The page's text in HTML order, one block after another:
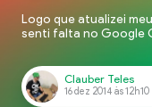
Logo que atualizei
senti falta no Google
tudo indica o Lollipop
guias do Chrome. […]